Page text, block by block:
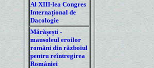
Al XIII-lea Congres
Internațional de
Dacologie
Mărășești -
mausoleul eroilor
români din războiul
pentru reîntregirea
României